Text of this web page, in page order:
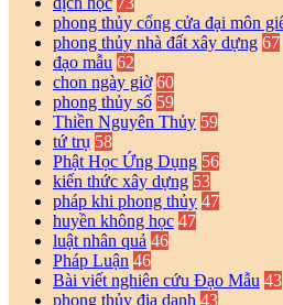
phong thủy cổng cửa đại môn
phong thủy nhà đất xây dựng 67
đạo mẫu 62
chon ngày giờ 60
phong thủy số 59
Thiền Nguyên Thủy 59
tứ trụ 58
Phật Học Ứng Dụng 56
kiến thức xây dựng 53
pháp khi phong thủy 47
huyền không học 47
luật nhân quả 46
Pháp Luận 46
Bài viết nghiên cứu Đạo Mẫu 43
phong thủy địa danh 43